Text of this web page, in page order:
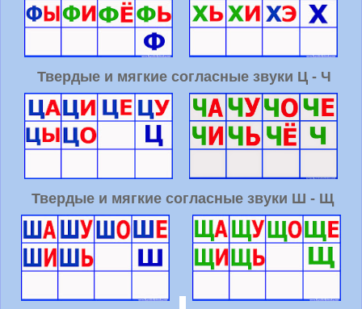
Твердые и мягкие согласные звуки Ц - Ч
Твердые и мягкие согласные звуки Ш - Щ